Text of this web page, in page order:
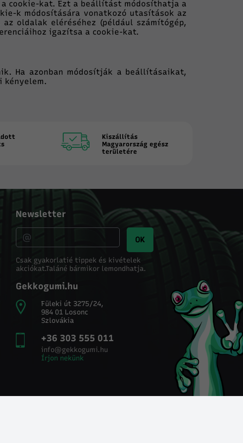
cookie-kat. Ezt a beállítást módosíthatja a
k módosítására vonatkozó utasítások az
oldalak eléréséhez (például számítógép,
igazítsa a cookie-kat.
Ha azonban módosítják a beállításaikat,
kényelem.
Kiszállítás
Magyarország egész
területére
Newsletter
OK
Csak gyakorlatié tippek és kivételek
akciókat.Taláné bármikor lemondhatja.
Gekkogumi.hu
Füleki út 3275/24,
984 01 Losonc
Szlovákia
+36 303 555 011
info@gekkogumi.hu
Írjon nekünk